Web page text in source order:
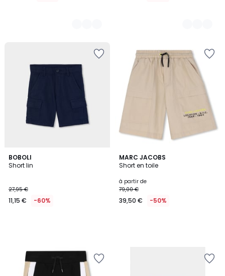
BOBOLI
Short lin
27,95 €
11,15 € -60%
MARC JACOBS
Short en toile
à partir de
79,00 €
39,50 € -50%